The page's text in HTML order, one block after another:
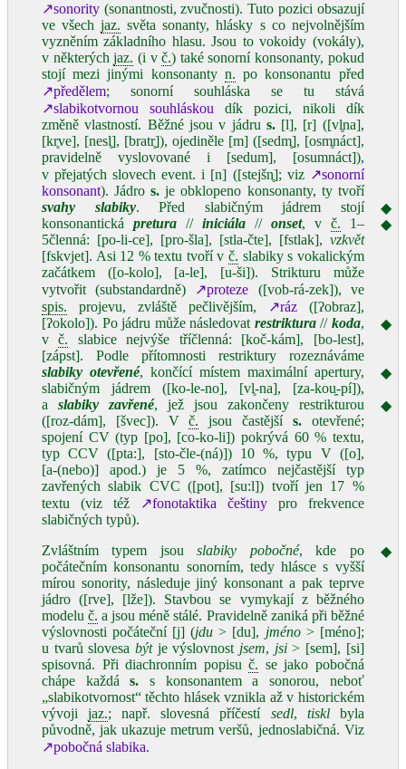
↗sonority (sonantnosti, zvučnosti). Tuto pozici obsazují
ve všechjaz. světa sonanty, hlásky s co nejvolnějším
vyzněním základního hlasu. Jsou to vokoidy (vokály),
v některýchjaz. (i vč.) také sonorní konsonanty, pokud
stojí mezi jinými konsonanty n. po konsonantu před
↗předělem; sonorní souhláska se tu stává
↗slabikotvornou souhláskou dík pozici, nikoli dík
změně vlastností. Běžné jsou v jádru s.[l], [r] ([vl̥na],
[kr̥ve], [nesl̥], [bratr̥]), ojediněle [m] ([sedm̥], [osm̥náct],
pravidelně vyslovované i [sedum], [osumnáct]),
v přejatých slovech event. i [n] ([stejšn̥]; viz ↗sonorní
konsonant). Jádros. je obklopeno konsonanty, ty tvoří
svahy slabiky. Před slabičným jádrem stojí
konsonantická pretura// iniciála// onset, v č. 1–
5členná: [po‑li‑ce], [pro‑šla], [stla‑čte], [fstlak], vzkvět
[fskvjet]. Asi 12 % textu tvoří vč. slabiky s vokalickým
začátkem ([o‑kolo], [a‑le], [u‑ši]). Strikturu může
vytvořit (substandardně) ↗proteze ([vob‑rá‑zek]), ve
spis. projevu, zvláště pečlivějším, ↗ráz([ʔobraz],
[ʔokolo]). Po jádru může následovat restriktura// koda,
vč. slabice nejvýše tříčlenná: [koč‑kám], [bo‑lest],
[zápst]. Podle přítomnosti restriktury rozeznáváme
slabiky otevřené, končící místem maximální apertury,
slabičným jádrem ([ko‑le‑no], [vl̥-na], [za‑kou̯‑pí]),
a slabiky zavřené, jež jsou zakončeny restrikturou
([roz‑dám], [švec]). Vč. jsou častější s.otevřené;
spojení CV (typ [po], [co‑ko‑li]) pokrývá 60 % textu,
typ CCV ([pta:], [sto‑čle‑(ná)]) 10 %, typu V ([o],
[a‑(nebo)] apod.) je 5 %, zatímco nejčastější typ
zavřených slabik CVC ([pot], [su:l]) tvoří jen 17 %
textu (viz též
↗fonotaktika češtinypro frekvence
slabičných typů).
Zvláštním typem jsouslabiky pobočné, kde po
počátečním konsonantu sonorním, tedy hlásce s vyšší
mírou sonority, následuje jiný konsonant a pak teprve
jádro ([rve], [lže]). Stavbou se vymykají z běžného
modeluč. a jsou méně stálé. Pravidelně zaniká při běžné
výslovnosti počáteční [j] (jdu > [du], jméno> [méno];
u tvarů slovesabýtje výslovnost jsem, jsi> [sem], [si]
spisovná. Při diachronním popisuč. se jako pobočná
chápe každás. s konsonantem a sonorou, neboť
„slabikotvornost“ těchto hlásek vznikla až v historickém
vývojijaz.; např. slovesná příčestí sedl, tisklbyla
původně, jak ukazuje metrum veršů, jednoslabičná. Viz
↗pobočná slabika.
◆
◆
◆
◆
◆
◆